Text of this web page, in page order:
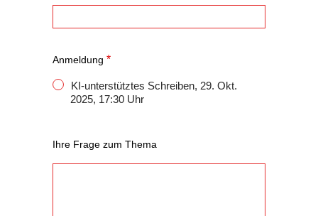
Anmeldung *
KI-unterstütztes Schreiben, 29. Okt.
2025, 17:30 Uhr
Ihre Frage zum Thema